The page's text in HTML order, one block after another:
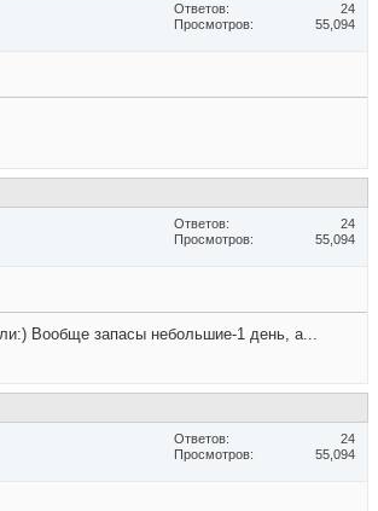
Ответов
24
Просмотров
55,094
Ответов
24
Просмотров
55,094
Вообще запасы небольшие-1 день, а...
Ответов
24
Просмотров
55,094